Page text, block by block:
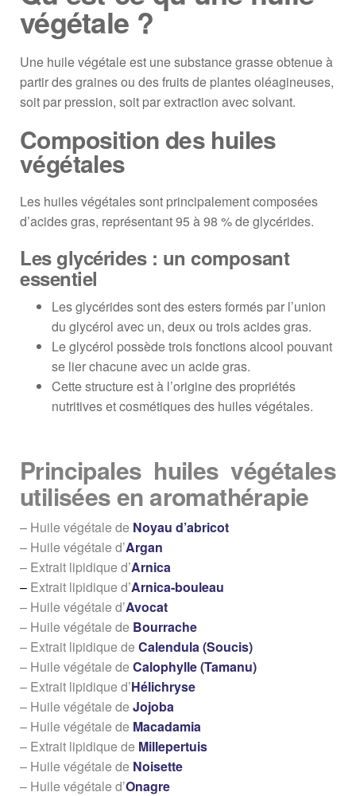
végétale ?
Une huile végétale est une substance grasse obtenue à
partir des graines ou des fruits de plantes oléagineuses,
soit par pression, soit par extraction avec solvant.
Composition des huiles
végétales
Les huiles végétales sont principalement composées
d’acides gras, représentant 95 à 98 % de glycérides.
Les glycérides : un composant
essentiel
Les glycérides sont des esters formés par l’union
du glycérol avec un, deux ou trois acides gras.
Le glycérol possède trois fonctions alcool pouvant
se lier chacune avec un acide gras.
Cette structure est à l’origine des propriétés
nutritives et cosmétiques des huiles végétales.
Principales huiles végétales
utilisées en aromathérapie
– Huile végétale de Noyau d’abricot
– Huile végétale d’Argan
– Extrait lipidique d’Arnica
– Extrait lipidique d’Arnica-bouleau
– Huile végétale d’Avocat
– Huile végétale de Bourrache
– Extrait lipidique de Calendula (Soucis)
– Huile végétale de Calophylle (Tamanu)
– Extrait lipidique d’Hélichryse
– Huile végétale de Jojoba
– Huile végétale de Macadamia
– Extrait lipidique de Millepertuis
– Huile végétale de Noisette
– Huile végétale d’Onagre